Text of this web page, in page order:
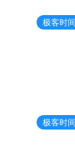
极客时间
极客时间